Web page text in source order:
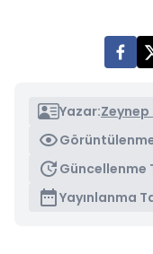
Yazar:Zeynep
Güncellenme
Yayınlanma